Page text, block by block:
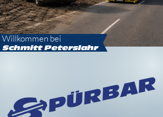
Willkommen bei
Schmitt Peterslahr
PÜRBAR